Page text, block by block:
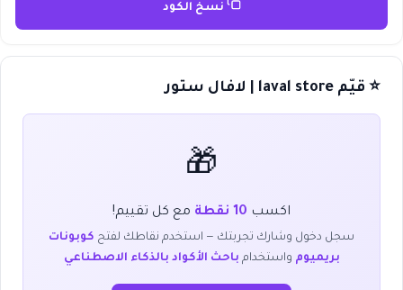
نسخ الكود
⭐ قيّم laval store | لافال ستور
🎁
اكسب 10 نقطة مع كل تقييم!
سجل دخول وشارك تجربتك — استخدم نقاطك لفتح كوبونات
بريميوم واستخدام باحث الأكواد بالذكاء الاصطناعي